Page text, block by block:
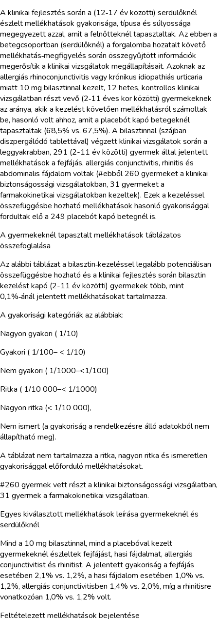
A klinikai fejlesztés során a (12‑17 év közötti) serdülőknél
észlelt mellékhatások gyakorisága, típusa és súlyossága
megegyezett azzal, amit a felnőtteknél tapasztaltak. Az ebben a
betegcsoportban (serdülőknél) a forgalomba hozatalt követő
mellékhatás‑megfigyelés során összegyűjtött információk
megerősítik a klinikai vizsgálatok megállapításait. Azoknak az
allergiás rhinoconjunctivitis vagy krónikus idiopathiás urticaria
miatt 10 mg bilasztinnal kezelt, 12 hetes, kontrollos klinikai
vizsgálatban részt vevő (2‑11 éves kor közötti) gyermekeknek
az aránya, akik a kezelést követően mellékhatásról számoltak
be, hasonló volt ahhoz, amit a placebót kapó betegeknél
tapasztaltak (68,5% vs. 67,5%). A bilasztinnal (szájban
diszpergálódó tablettával) végzett klinikai vizsgálatok során a
leggyakrabban, 291 (2-11 év közötti) gyermek által jelentett
mellékhatások a fejfájás, allergiás conjunctivitis, rhinitis és
abdominalis fájdalom voltak (#ebből 260 gyermeket a klinikai
biztonságossági vizsgálatokban, 31 gyermeket a
farmakokinetikai vizsgálatokban kezeltek). Ezek a kezeléssel
összefüggésbe hozható mellékhatások hasonló gyakorisággal
fordultak elő a 249 placebót kapó betegnél is.
A gyermekeknél tapasztalt mellékhatások táblázatos
összefoglalása
Az alábbi táblázat a bilasztin‑kezeléssel legalább potenciálisan
összefüggésbe hozható és a klinikai fejlesztés során bilasztin
kezelést kapó (2-11 év közötti) gyermekek több, mint
0,1%‑ánál jelentett mellékhatásokat tartalmazza.
A gyakorisági kategóriák az alábbiak:
Nagyon gyakori ( 1/10)
Gyakori ( 1/100– < 1/10)
Nem gyakori ( 1/1000–<1/100)
Ritka ( 1/10 000–< 1/1000)
Nagyon ritka (< 1/10 000),
Nem ismert (a gyakoriság a rendelkezésre álló adatokból nem
állapítható meg).
A táblázat nem tartalmazza a ritka, nagyon ritka és ismeretlen
gyakorisággal előforduló mellékhatásokat.
#260 gyermek vett részt a klinikai biztonságossági vizsgálatban,
31 gyermek a farmakokinetikai vizsgálatban.
Egyes kiválasztott mellékhatások leírása gyermekeknél és
serdülőknél
Mind a 10 mg bilasztinnal, mind a placebóval kezelt
gyermekeknél észleltek fejfájást, hasi fájdalmat, allergiás
conjunctivitist és rhinitist. A jelentett gyakoriság a fejfájás
esetében 2,1% vs. 1,2%, a hasi fájdalom esetében 1,0% vs.
1,2%, allergiás conjunctivitisben 1,4% vs. 2,0%, míg a rhinitisre
vonatkozóan 1,0% vs. 1,2% volt.
Feltételezett mellékhatások bejelentése